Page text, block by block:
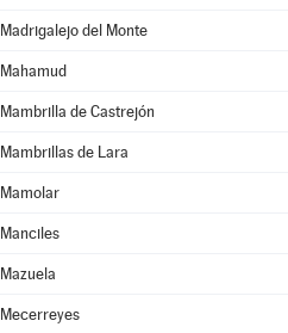
Madrigalejo del Monte
Mahamud
Mambrilla de Castrejón
Mambrillas de Lara
Mamolar
Manciles
Mazuela
Mecerreyes